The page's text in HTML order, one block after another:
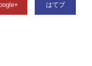
はてブ